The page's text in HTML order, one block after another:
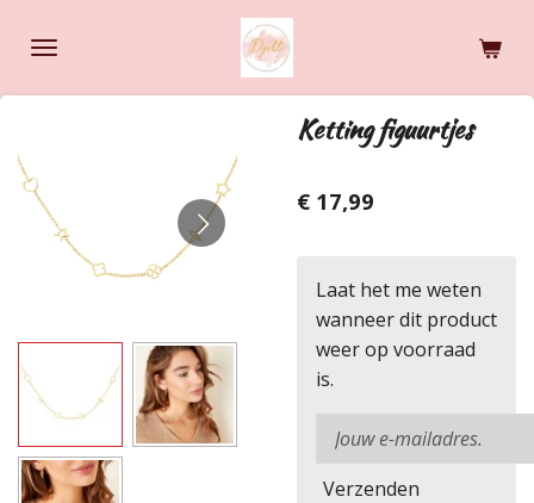
direct
Ketting figuurtjes
€ 17,99
Laat het me weten
wanneer dit product
weer op voorraad
is.
Verzenden